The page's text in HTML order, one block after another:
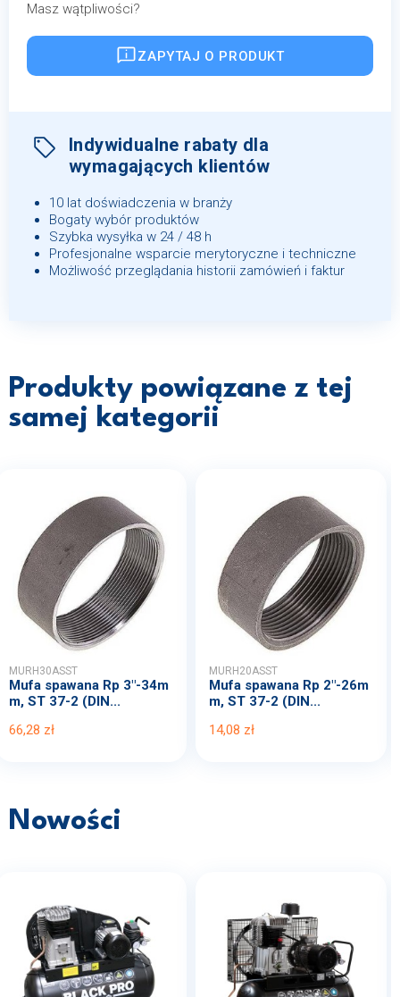
Masz wątpliwości?
ZAPYTAJ O PRODUKT
Indywidualne rabaty dla
wymagających klientów
10 lat doświadczenia w branży
Bogaty wybór produktów
Szybka wysyłka w 24 / 48 h
Profesjonalne wsparcie merytoryczne i techniczne
Możliwość przeglądania historii zamówień i faktur
Produkty powiązane z tej
samej kategorii
MURH30ASST
Mufa spawana Rp 3"-34m
m, ST 37-2 (DIN...
66,28 zł
MURH20ASST
Mufa spawana Rp 2"-26m
m, ST 37-2 (DIN...
14,08 zł
Nowości